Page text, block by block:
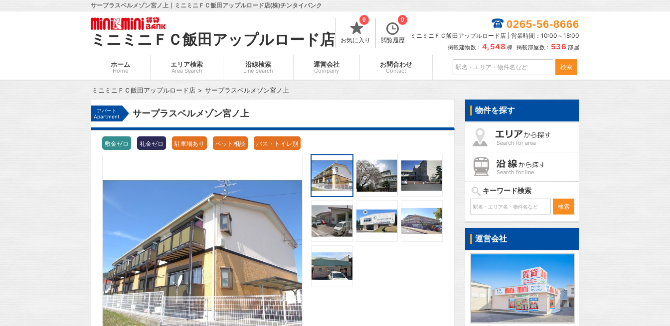
サープラスベルメゾン宮ノ上｜ミニミニＦＣ飯田アップルロード店(株)チンタイバンク
ミニミニＦＣ飯田アップルロード店 お気に入り
0
閲覧履歴
0 0265-56-8666
ミニミニＦＣ飯田アップルロード店 | 営業時間：10:00～18:00
掲載建物数： 4,548 棟 掲載部屋数： 536 部屋
ホーム
Home
エリア検索
Area Search
沿線検索
Line Search
運営会社
Company
お問合わせ
Contact
ミニミニＦＣ飯田アップルロード店 サープラスベルメゾン宮ノ上
アパート
Apartment
サープラスベルメゾン宮ノ上
敷金ゼロ 礼金ゼロ 駐車場あり ペット相談 バス・トイレ別
物件を探す
Search for area
Search for line
キーワード検索
運営会社